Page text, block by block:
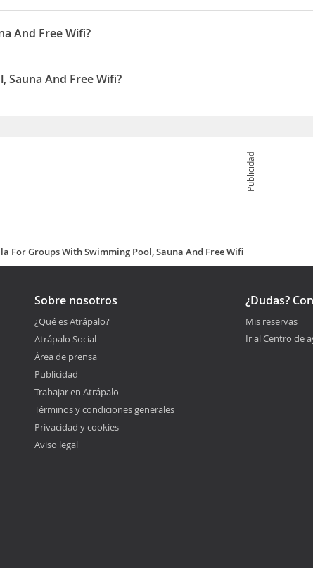
And Free Wifi?
y Museo Arqueológico Provincial de Zottegem Además,
km de Estatua Manneken Pis
Sauna And Free Wifi?
Publicidad
For Groups With Swimming Pool, Sauna And Free Wifi
Sobre nosotros
¿Qué es Atrápalo?
Atrápalo Social
Área de prensa
Publicidad
Trabajar en Atrápalo
Términos y condiciones generales
Privacidad y cookies
Aviso legal
¿Dudas?
Mis reservas
Ir al Centro de